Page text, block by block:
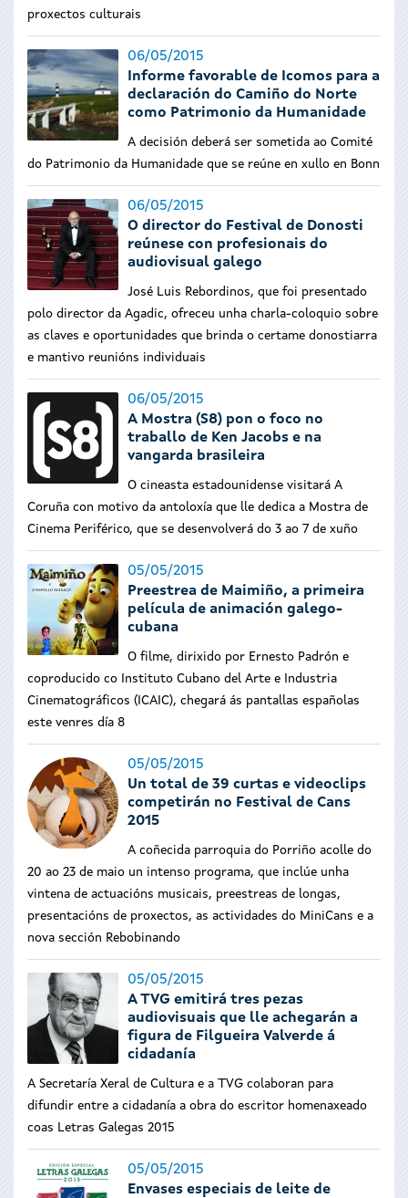
proxectos culturais
06/05/2015
Informe favorable de Icomos para a
declaración do Camiño do Norte
como Patrimonio da Humanidade
A decisión deberá ser sometida ao Comité
do Patrimonio da Humanidade que se reúne en xullo en Bonn
06/05/2015
O director do Festival de Donosti
reúnese con profesionais do
audiovisual galego
José Luis Rebordinos, que foi presentado
polo director da Agadic, ofreceu unha charla-coloquio sobre
as claves e oportunidades que brinda o certame donostiarra
e mantivo reunións individuais
06/05/2015
A Mostra (S8) pon o foco no
traballo de Ken Jacobs e na
vangarda brasileira
O cineasta estadounidense visitará A
Coruña con motivo da antoloxía que lle dedica a Mostra de
Cinema Periférico, que se desenvolverá do 3 ao 7 de xuño
05/05/2015
Preestrea de Maimiño, a primeira
película de animación galego-
cubana
O filme, dirixido por Ernesto Padrón e
coproducido co Instituto Cubano del Arte e Industria
Cinematográficos (ICAIC), chegará ás pantallas españolas
este venres día 8
05/05/2015
Un total de 39 curtas e videoclips
competirán no Festival de Cans
2015
A coñecida parroquia do Porriño acolle do
20 ao 23 de maio un intenso programa, que inclúe unha
vintena de actuacións musicais, preestreas de longas,
presentacións de proxectos, as actividades do MiniCans e a
nova sección Rebobinando
05/05/2015
A TVG emitirá tres pezas
audiovisuais que lle achegarán a
figura de Filgueira Valverde á
cidadanía
A Secretaría Xeral de Cultura e a TVG colaboran para
difundir entre a cidadanía a obra do escritor homenaxeado
coas Letras Galegas 2015
05/05/2015
Envases especiais de leite de